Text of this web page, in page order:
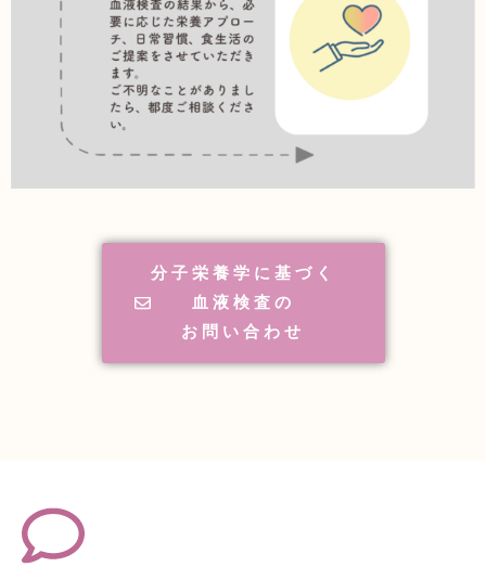
分子栄養学に基づく
血液検査の
お問い合わせ